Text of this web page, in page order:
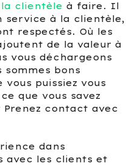
clientèle à faire. Il
service à la clientèle,
respectés. Où les
de la valeur à
vous déchargeons
sommes bons
vous puissiez vous
que vous savez
Prenez contact avec
dans
avec les clients et